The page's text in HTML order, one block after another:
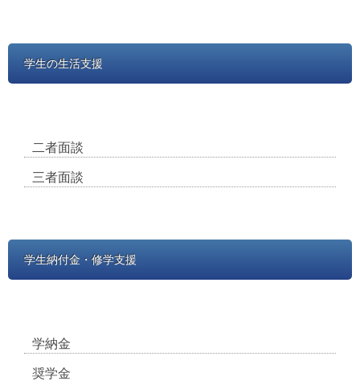
学生の生活支援
二者面談
三者面談
学生納付金・修学支援
学納金
奨学金